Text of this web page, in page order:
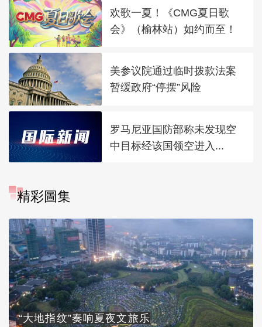
欢歌一夏！《CMG夏日歌
会》（榆林站）如约而至！
美参议院通过临时拨款法案
暂缓政府“停摆”风险
罗马尼亚国防部称未发现空
中目标经该国领空进入...
精彩圖集
“大地指纹”奏响夏夜文旅乐